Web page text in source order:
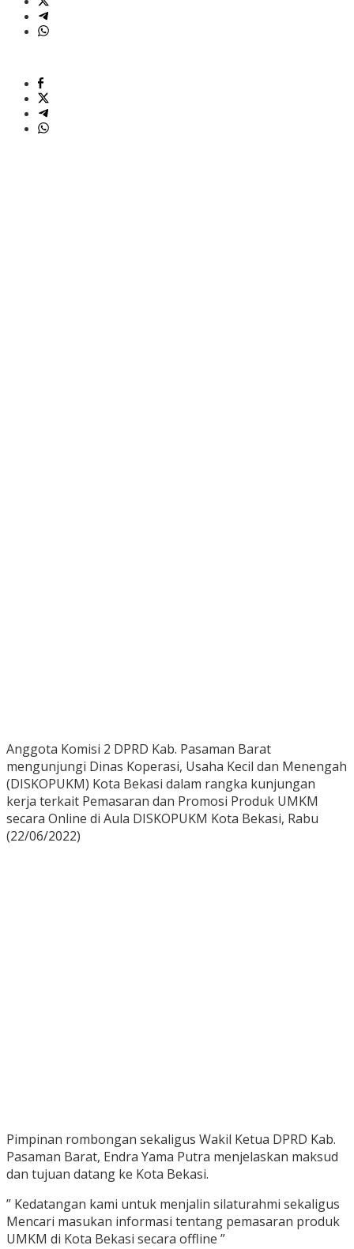
Anggota Komisi 2 DPRD Kab. Pasaman Barat
mengunjungi Dinas Koperasi, Usaha Kecil dan Menengah
(DISKOPUKM) Kota Bekasi dalam rangka kunjungan
kerja terkait Pemasaran dan Promosi Produk UMKM
secara Online di Aula DISKOPUKM Kota Bekasi, Rabu
(22/06/2022)
Pimpinan rombongan sekaligus Wakil Ketua DPRD Kab.
Pasaman Barat, Endra Yama Putra menjelaskan maksud
dan tujuan datang ke Kota Bekasi.
” Kedatangan kami untuk menjalin silaturahmi sekaligus
Mencari masukan informasi tentang pemasaran produk
UMKM di Kota Bekasi secara offline ”